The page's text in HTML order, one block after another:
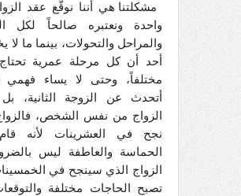
مشكلتنا هي أننا نوقّع عقد
واحدة ونعتبره صالحاً لكل
والمراحل والتحولات، بينما ما لا
أحد أن كل مرحلة عمرية تحتاج
مختلفاً، وحتى لا يساء فهمي
أتحدث عن الزوجة الثانية،
الزواج من نفس الشخص،
نجح في العشرينات لأنه
الحماسة والعاطفة ليس
الزواج الذي سينجح في
تصبح الحاجات مختلفة